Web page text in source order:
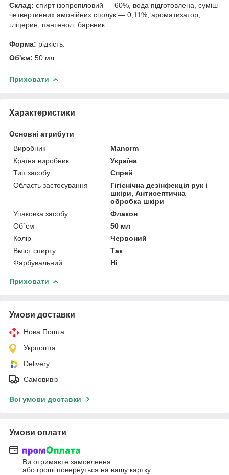
Склад: спирт ізопропіловий — 60%, вода підготовлена, суміш
четвертинних амонійних сполук — 0,11%, ароматизатор,
гліцерин, пантенол, барвник.
Форма: рідкість.
Об'єм: 50 мл.
Приховати
Характеристики
Основні атрибути
Виробник
Manorm
Країна виробник
Україна
Тип засобу
Спрей
Область застосування
Гігієнічна дезінфекція рук і
шкіри, Антисептична
обробка шкіри
Упаковка засобу
Флакон
Об`єм
50 мл
Колір
Червоний
Вміст спирту
Так
Фарбувальний
Ні
Приховати
Умови доставки
Нова Пошта
Укрпошта
Delivery
Самовивіз
Всі умови доставки
Умови оплати
Ви отримаєте замовлення
або гроші повернуться на вашу картку